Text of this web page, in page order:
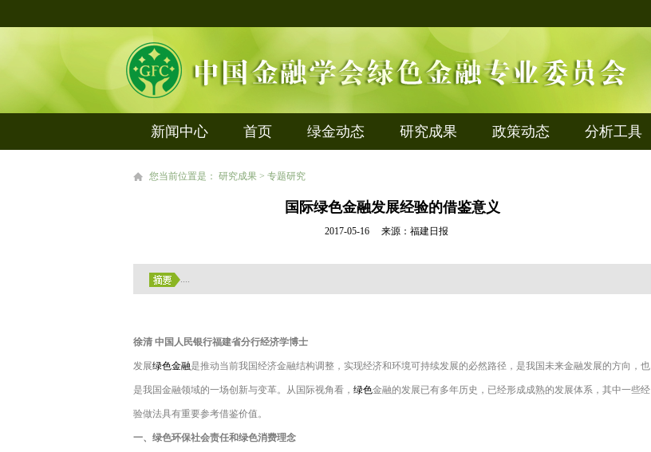
新闻中心 首页 绿金动态 研究成果 政策动态 分析工具
您当前位置是： 研究成果 > 专题研究
国际绿色金融发展经验的借鉴意义
2017-05-16 来源：福建日报
....
徐清 中国人民银行福建省分行经济学博士
发展绿色金融是推动当前我国经济金融结构调整，实现经济和环境可持续发展的必然路径，是我国未来金融发展的方向，也
是我国金融领域的一场创新与变革。从国际视角看， 绿色金融的发展已有多年历史，已经形成成熟的发展体系，其中一些经
验做法具有重要参考借鉴价值。
一、绿色环保社会责任和绿色消费理念